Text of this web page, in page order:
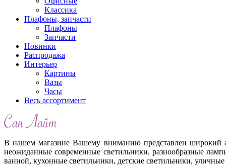
Классика
Плафоны, запчасти
Плафоны
Запчасти
Новинки
Распродажа
Интерьер
Картины
Вазы
Часы
Весь ассортимент
В нашем магазине Вашему вниманию представлен широкий
неожиданные современные светильники, разнообразные
ванной, кухонные светильники, детские светильники,